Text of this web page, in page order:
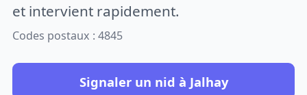
et intervient rapidement.
Codes postaux : 4845
Signaler un nid à Jalhay